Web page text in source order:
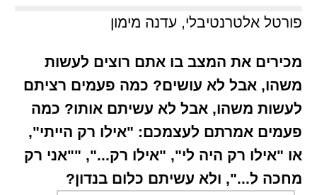
פורטל אלטרנטיבלי, עדנה מימון
מכירים את המצב בו אתם רוצים לעשות
משהו, אבל לא עושים? כמה פעמים רציתם
לעשות משהו, אבל לא עשיתם אותו? כמה
פעמים אמרתם לעצמכם: "אילו רק הייתי",
או "אילו רק היה לי", "אילו רק...", ""אני רק
מחכה ל...", ולא עשיתם כלום בנדון?